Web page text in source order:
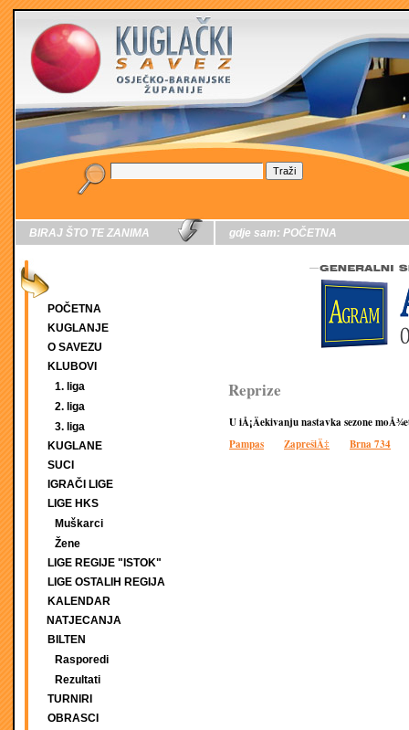
BIRAJ ŠTO TE ZANIMA
POČETNA
KUGLANJE
O SAVEZU
KLUBOVI
1. liga
2. liga
3. liga
KUGLANE
SUCI
IGRAČI LIGE
LIGE HKS
Muškarci
Žene
LIGE REGIJE "ISTOK"
LIGE OSTALIH REGIJA
KALENDAR
NATJECANJA
BILTEN
Rasporedi
Rezultati
TURNIRI
OBRASCI
gdje sam: POČETNA
Reprize
U iÅ¡Äekivanju nastavka sezone
Pampas
ZaprešiÄ‡ Brna 734